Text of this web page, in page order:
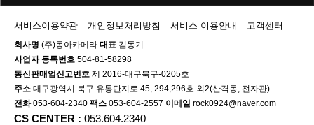
서비스이용약관 개인정보처리방침 서비스 이용안내 고객센터
회사명 (주)동아카메라 대표 김동기
사업자 등록번호 504-81-58298
통신판매업신고번호 제 2016-대구북구-0205호
주소 대구광역시 북구 유통단지로 45, 294,296호 외2(산격동, 전자관)
전화053-604-2340 팩스 053-604-2557 이메일 rock0924@naver.com
CS CENTER : 053.604.2340